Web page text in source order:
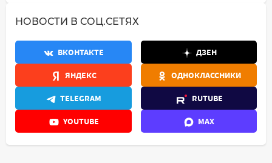
НОВОСТИ В СОЦ.СЕТЯХ
ВКОНТАКТЕ ДЗЕН
ЯНДЕКС ОДНОКЛАССНИКИ
TELEGRAM RUTUBE
YOUTUBE MAX